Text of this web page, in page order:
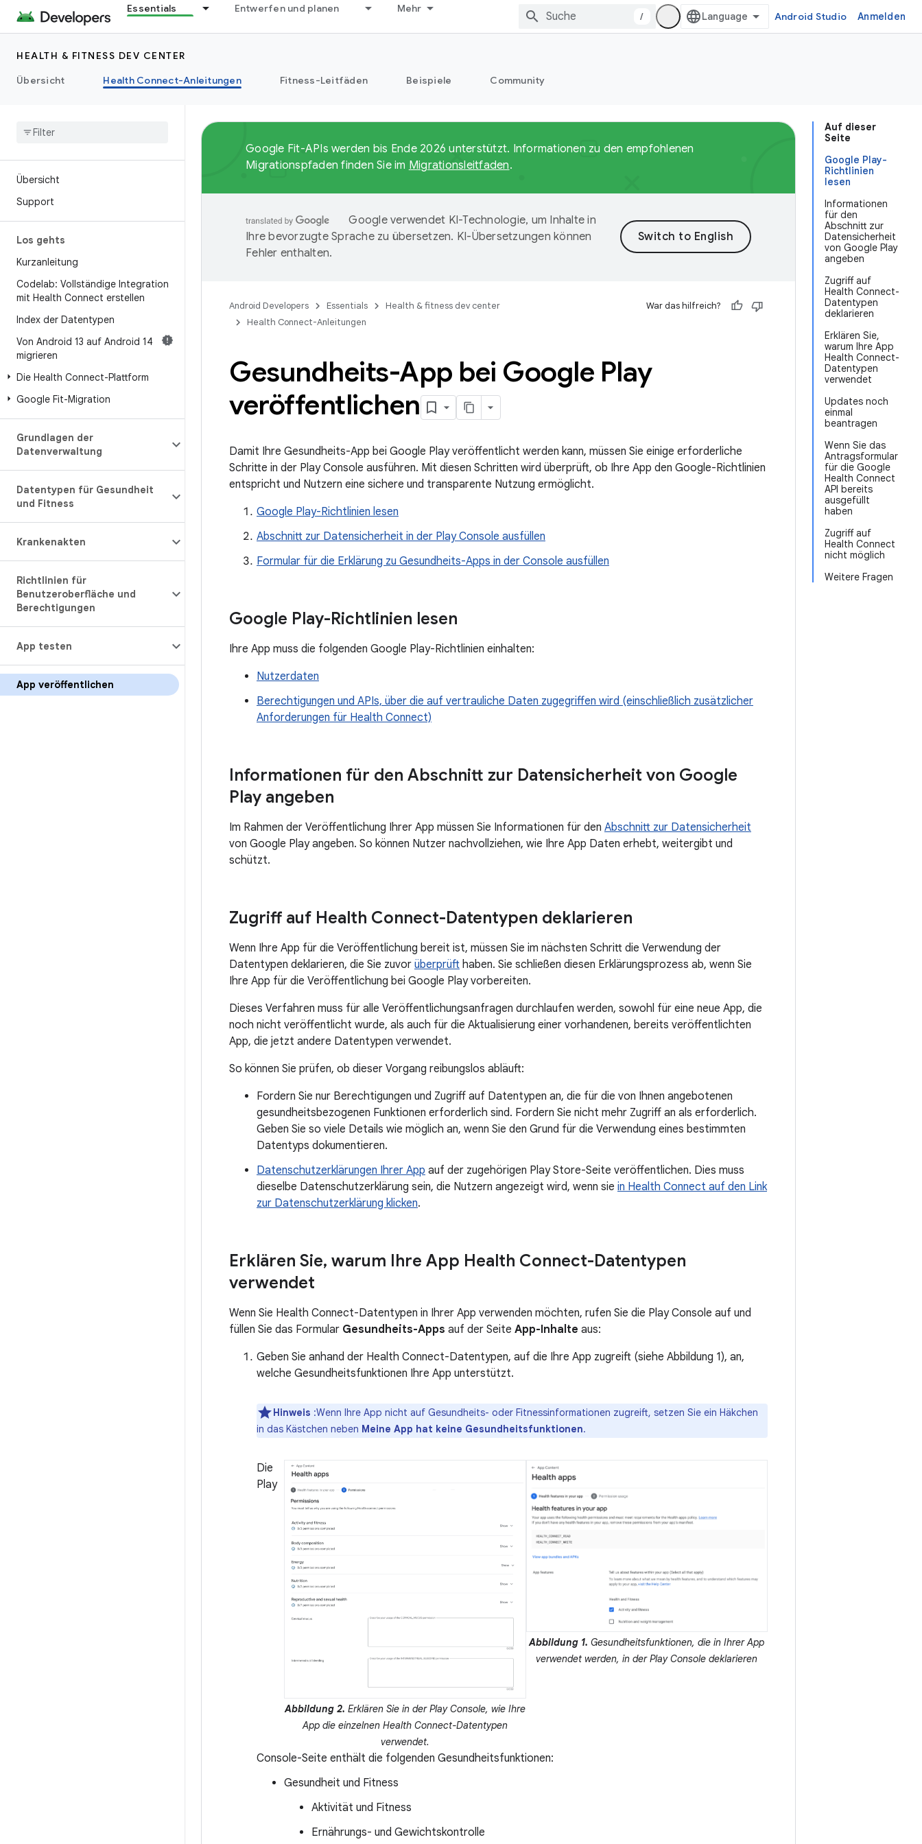
Essentials Entwerfen und planen Mehr
/ Android Studio Anmelden
HEALTH & FITNESS DEV CENTER
Übersicht
Health Connect-Anleitungen Fitness-Leitfäden Beispiele Community
Übersicht
Support
Los gehts
Kurzanleitung
Codelab: Vollständige Integration
mit Health Connect erstellen
Index der Datentypen
Von Android 13 auf Android 14
migrieren
Die Health Connect-Plattform
Google Fit-Migration
Grundlagen der
Datenverwaltung
Datentypen für Gesundheit
und Fitness
Krankenakten
Richtlinien für
Benutzeroberfläche und
Berechtigungen
App testen
App veröffentlichen
Auf dieser
Seite
Google Play-
Richtlinien
lesen
Informationen
für den
Abschnitt zur
Datensicherheit
von Google Play
angeben
Zugriff auf
Health Connect-
Datentypen
deklarieren
Erklären Sie,
warum Ihre App
Health Connect-
Datentypen
verwendet
Updates noch
einmal
beantragen
Wenn Sie das
Antragsformular
für die Google
Health Connect
API bereits
ausgefüllt
haben
Zugriff auf
Health Connect
nicht möglich
Weitere Fragen
Google Fit-APIs werden bis Ende 2026 unterstützt. Informationen zu den empfohlenen
Migrationspfaden finden Sie im Migrationsleitfaden.
Google verwendet KI-Technologie, um Inhalte in
Ihre bevorzugte Sprache zu übersetzen. KI-Übersetzungen können
Fehler enthalten.
Android Developers Essentials
Health & fitness dev center
Health Connect-Anleitungen
War das hilfreich?
Gesundheits-App bei Google Play
veröffentlichen
Damit Ihre Gesundheits-App bei Google Play veröffentlicht werden kann, müssen Sie einige erforderliche
Schritte in der Play Console ausführen. Mit diesen Schritten wird überprüft, ob Ihre App den Google-Richtlinien
entspricht und Nutzern eine sichere und transparente Nutzung ermöglicht.
Google Play-Richtlinien lesen
Abschnitt zur Datensicherheit in der Play Console ausfüllen
Formular für die Erklärung zu Gesundheits-Apps in der Console ausfüllen
Google Play-Richtlinien lesen
Ihre App muss die folgenden Google Play-Richtlinien einhalten:
Nutzerdaten
Berechtigungen und APIs, über die auf vertrauliche Daten zugegriffen wird (einschließlich zusätzlicher
Anforderungen für Health Connect)
Informationen für den Abschnitt zur Datensicherheit von Google
Play angeben
Im Rahmen der Veröffentlichung Ihrer App müssen Sie Informationen für den Abschnitt zur Datensicherheit
von Google Play angeben. So können Nutzer nachvollziehen, wie Ihre App Daten erhebt, weitergibt und
schützt.
Zugriff auf Health Connect-Datentypen deklarieren
Wenn Ihre App für die Veröffentlichung bereit ist, müssen Sie im nächsten Schritt die Verwendung der
Datentypen deklarieren, die Sie zuvor überprüft haben. Sie schließen diesen Erklärungsprozess ab, wenn Sie
Ihre App für die Veröffentlichung bei Google Play vorbereiten.
Dieses Verfahren muss für alle Veröffentlichungsanfragen durchlaufen werden, sowohl für eine neue App, die
noch nicht veröffentlicht wurde, als auch für die Aktualisierung einer vorhandenen, bereits veröffentlichten
App, die jetzt andere Datentypen verwendet.
So können Sie prüfen, ob dieser Vorgang reibungslos abläuft:
Fordern Sie nur Berechtigungen und Zugriff auf Datentypen an, die für die von Ihnen angebotenen
gesundheitsbezogenen Funktionen erforderlich sind. Fordern Sie nicht mehr Zugriff an als erforderlich.
Geben Sie so viele Details wie möglich an, wenn Sie den Grund für die Verwendung eines bestimmten
Datentyps dokumentieren.
Datenschutzerklärungen Ihrer App auf der zugehörigen Play Store-Seite veröffentlichen. Dies muss
dieselbe Datenschutzerklärung sein, die Nutzern angezeigt wird, wenn sie in Health Connect auf den Link
zur Datenschutzerklärung klicken.
Erklären Sie, warum Ihre App Health Connect-Datentypen
verwendet
Wenn Sie Health Connect-Datentypen in Ihrer App verwenden möchten, rufen Sie die Play Console auf und
füllen Sie das Formular Gesundheits-Apps auf der Seite App-Inhalte aus:
Geben Sie anhand der Health Connect-Datentypen, auf die Ihre App zugreift (siehe Abbildung 1), an,
welche Gesundheitsfunktionen Ihre App unterstützt.
Hinweis :Wenn Ihre App nicht auf Gesundheits- oder Fitnessinformationen zugreift, setzen Sie ein Häkchen
in das Kästchen neben Meine App hat keine Gesundheitsfunktionen.
Abbildung 1. Gesundheitsfunktionen, die in Ihrer App
verwendet werden, in der Play Console deklarieren
Abbildung 2. Erklären Sie in der Play Console, wie Ihre
App die einzelnen Health Connect-Datentypen
verwendet.
Die
Play
Console-Seite enthält die folgenden Gesundheitsfunktionen:
Gesundheit und Fitness
Aktivität und Fitness
Ernährungs- und Gewichtskontrolle